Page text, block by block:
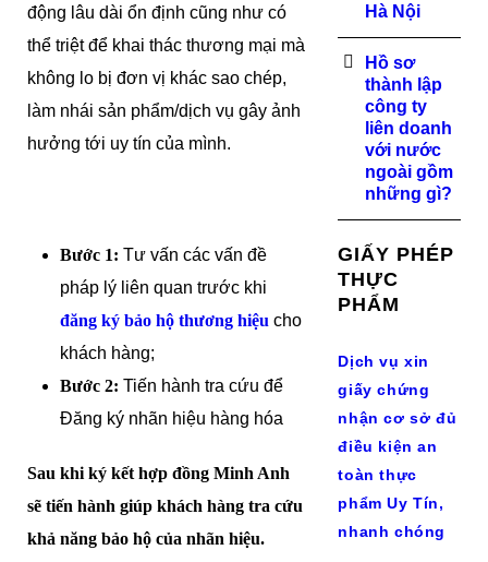
động lâu dài ổn định cũng như có
thể triệt để khai thác thương mại mà
không lo bị đơn vị khác sao chép,
làm nhái sản phẩm/dịch vụ gây ảnh
hưởng tới uy tín của mình.
Bước 1: Tư vấn các vấn đề
pháp lý liên quan trước khi
đăng ký bảo hộ thương hiệu cho
khách hàng;
Bước 2: Tiến hành tra cứu để
Đăng ký nhãn hiệu hàng hóa
Sau khi ký kết hợp đồng Minh Anh
sẽ tiến hành giúp khách hàng tra cứu
khả năng bảo hộ của nhãn hiệu.
Hà Nội
Hồ sơ
thành lập
công ty
liên doanh
với nước
ngoài gồm
những gì?
GIẤY PHÉP
THỰC
PHẨM
Dịch vụ xin
giấy chứng
nhận cơ sở đủ
điều kiện an
toàn thực
phẩm Uy Tín,
nhanh chóng